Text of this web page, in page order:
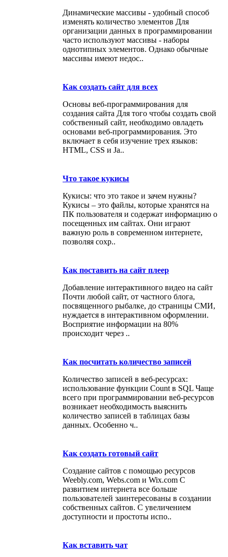
Динамические массивы - удобный способ
изменять количество элементов Для
организации данных в программировании
часто используют массивы - наборы
однотипных элементов. Однако обычные
массивы имеют недос..
Как создать сайт для всех
Основы веб-программирования для
создания сайта Для того чтобы создать свой
собственный сайт, необходимо овладеть
основами веб-программирования. Это
включает в себя изучение трех языков:
HTML, CSS и Ja..
Что такое кукисы
Кукисы: что это такое и зачем нужны?
Кукисы – это файлы, которые хранятся на
ПК пользователя и содержат информацию о
посещенных им сайтах. Они играют
важную роль в современном интернете,
позволяя сохр..
Как поставить на сайт плеер
Добавление интерактивного видео на сайт
Почти любой сайт, от частного блога,
посвященного рыбалке, до страницы СМИ,
нуждается в интерактивном оформлении.
Восприятие информации на 80%
происходит через ..
Как посчитать количество записей
Количество записей в веб-ресурсах:
использование функции Count в SQL Чаще
всего при программировании веб-ресурсов
возникает необходимость выяснить
количество записей в таблицах базы
данных. Особенно ч..
Как создать готовый сайт
Создание сайтов с помощью ресурсов
Weebly.com, Webs.com и Wix.com С
развитием интернета все больше
пользователей заинтересованы в создании
собственных сайтов. С увеличением
доступности и простоты испо..
Как вставить чат